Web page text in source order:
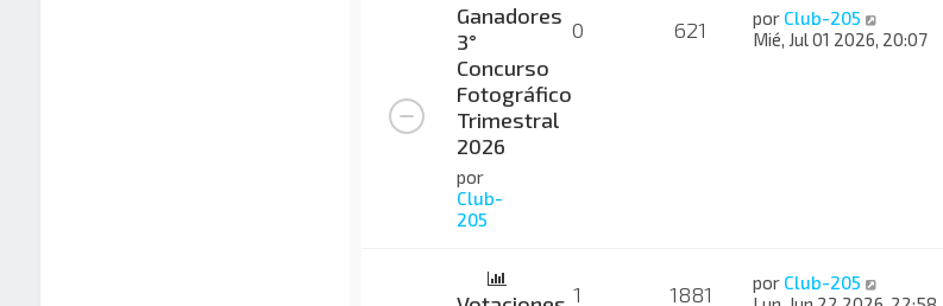
Ganadores
3°
Concurso
Fotográfico
Trimestral
2026
por
Club-
205
0 621 por Club-205
Mié, Jul 01 2026, 20:07
1 1881 por Club-205